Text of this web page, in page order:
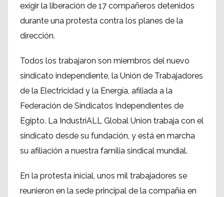
exigir la liberación de 17 compañeros detenidos
durante una protesta contra los planes de la
dirección.
Todos los trabajaron son miembros del nuevo
sindicato independiente, la Unión de Trabajadores
de la Electricidad y la Energía, afiliada a la
Federación de Sindicatos Independientes de
Egipto. La IndustriALL Global Union trabaja con el
sindicato desde su fundación, y está en marcha
su afiliación a nuestra familia sindical mundial.
En la protesta inicial, unos mil trabajadores se
reunieron en la sede principal de la compañía en